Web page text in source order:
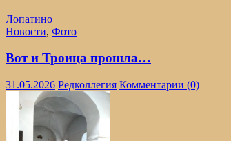
Лопатино
Новости, Фото
Вот и Троица прошла…
31.05.2026 Редколлегия Комментарии (0)